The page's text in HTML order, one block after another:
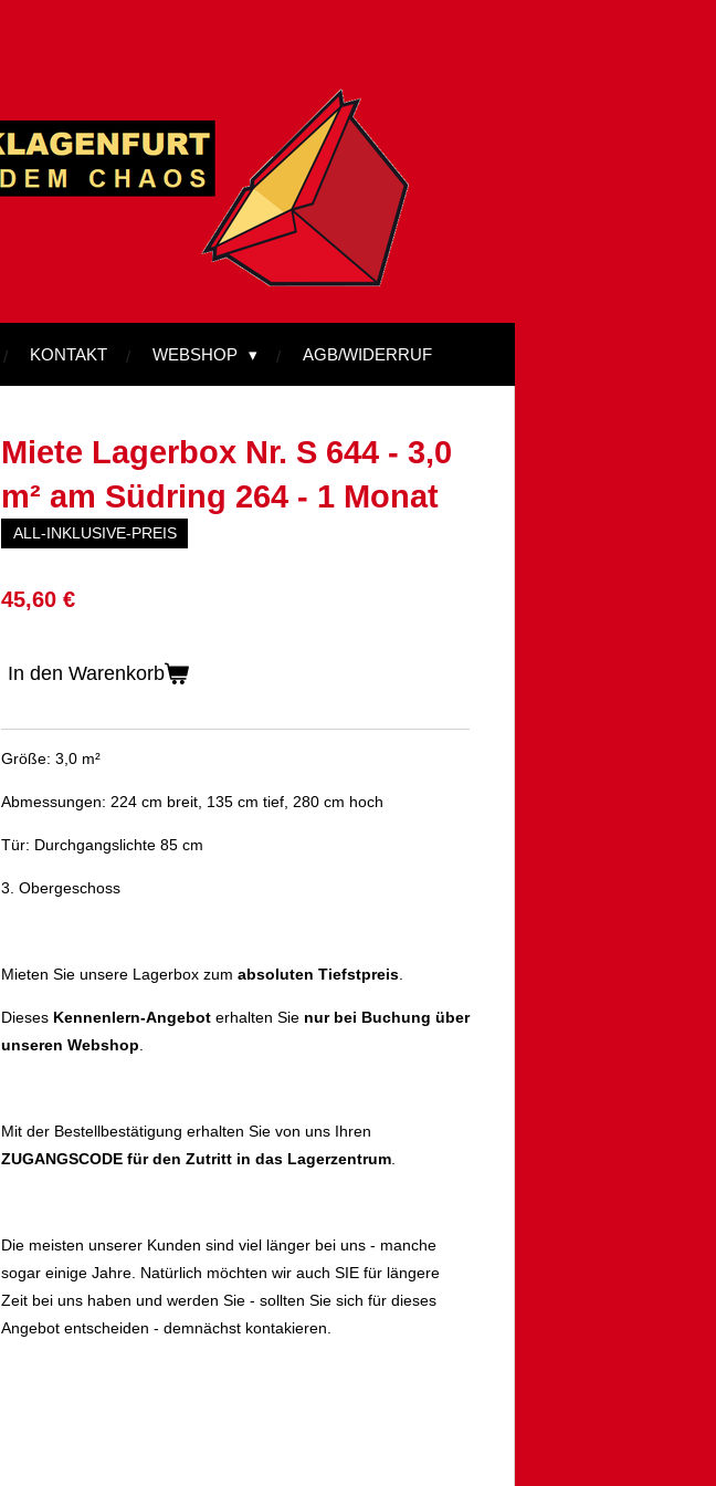
KONTAKT WEBSHOP AGB/WIDERRUF
Miete Lagerbox Nr. S 644 - 3,0
m² am Südring 264 - 1 Monat
ALL-INKLUSIVE-PREIS
45,60 €
In den Warenkorb
Größe: 3,0 m²
Abmessungen: 224 cm breit, 135 cm tief, 280 cm hoch
Tür: Durchgangslichte 85 cm
3. Obergeschoss
Mieten Sie unsere Lagerbox zum absoluten Tiefstpreis.
Dieses Kennenlern-Angebot erhalten Sie nur bei Buchung über
unseren Webshop.
Mit der Bestellbestätigung erhalten Sie von uns Ihren
ZUGANGSCODE für den Zutritt in das Lagerzentrum.
Die meisten unserer Kunden sind viel länger bei uns - manche
sogar einige Jahre. Natürlich möchten wir auch SIE für längere
Zeit bei uns haben und werden Sie - sollten Sie sich für dieses
Angebot entscheiden - demnächst kontakieren.